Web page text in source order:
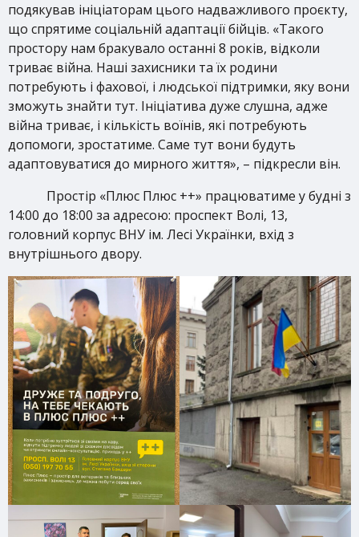
подякував ініціаторам цього надважливого проєкту,
що спрятиме соціальній адаптації бійців. «Такого
простору нам бракувало останні 8 років, відколи
триває війна. Наші захисники та їх родини
потребують і фахової, і людської підтримки, яку вони
зможуть знайти тут. Ініціатива дуже слушна, адже
війна триває, і кількість воїнів, які потребують
допомоги, зростатиме. Саме тут вони будуть
адаптовуватися до мирного життя», – підкресли він.
Простір «Плюс Плюс ++» працюватиме у будні з
14:00 до 18:00 за адресою: проспект Волі, 13,
головний корпус ВНУ ім. Лесі Українки, вхід з
внутрішнього двору.